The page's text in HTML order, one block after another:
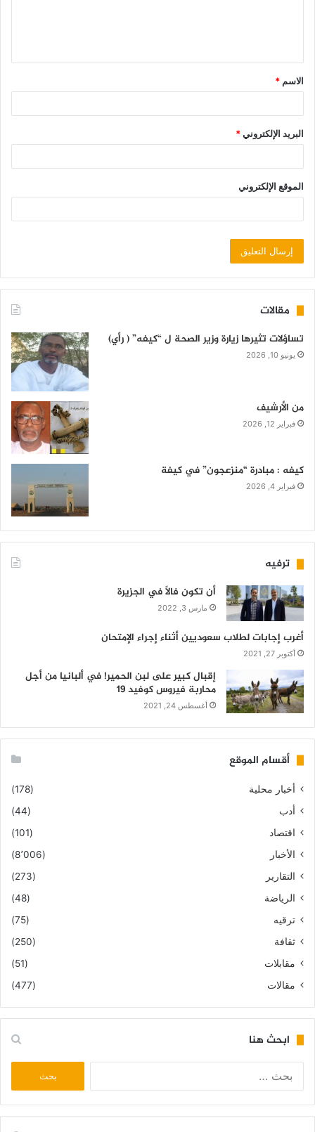
الاسم *
البريد الإلكتروني*
الموقع الإلكتروني
مقالات
تساؤلات تثيرها زيارة وزير الصحة ل “كيفه” ( رأي)
يونيو 10, 2026
من الأرشيف
فبراير 12, 2026
كيفه : مبادرة “منزعجون” في كيفة
فبراير 4, 2026
ترفيه
أن تكون فالاً في الجزيرة
مارس 3, 2022
أغرب إجابات لطلاب سعوديين أثناء إجراء الإمتحان
أكتوبر 27, 2021
إقبال كبير على لبن الحمير! في ألبانيا من أجل
محاربة فيروس كوفيد 19
أغسطس 24, 2021
أقسام الموقع
أخبار محلية
(178)
أدب
(44)
اقتصاد
(101)
الأخبار
(8٬006)
التقارير
(273)
الرياضة
(48)
ترقيه
(75)
ثقافة
(250)
مقابلات
(51)
مقالات
(477)
ابحث هنا